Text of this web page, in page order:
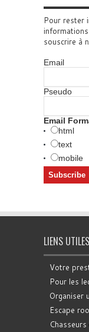
Pour rester
souscrire à
Email
Pseudo
Email
html
text
mobile
LIENS UTILES
Votre
Pour les
Organiser
Escape